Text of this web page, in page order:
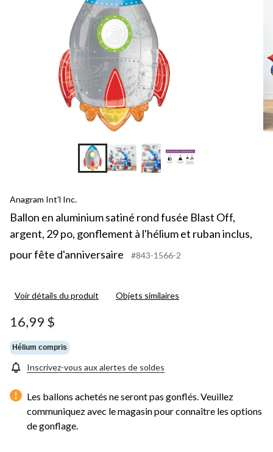
Anagram Int'l Inc.
Ballon en aluminium satiné rond fusée Blast Off,
argent, 29 po, gonflement à l'hélium et ruban inclus,
pour fête d'anniversaire
#843-1566-2
Voir détails du produit Objets similaires
16,99 $
Hélium compris
Inscrivez-vous aux alertes de soldes
Les ballons achetés ne seront pas gonflés. Veuillez
communiquez avec le magasin pour connaître les options
de gonflage.